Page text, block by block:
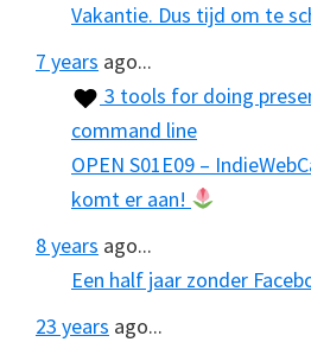
Vakantie. Dus tijd om te
7 years ago...
3 tools for doing
command line
OPEN S01E09 –
komt er aan!
8 years ago...
Een half jaar zonder
23 years ago...